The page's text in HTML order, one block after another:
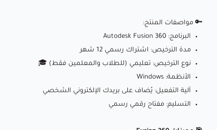
🔑 مواصفات المنتج:
البرنامج: Autodesk Fusion 360
مدة الترخيص: اشتراك رسمي 12 شهر
نوع الترخيص: تعليمي (للطلاب والمعلمين فقط) 🎓
الأنظمة: Windows
آلية التفعيل: يُضاف على بريدك الإلكتروني الشخصي
التسليم: مفتاح رقمي رسمي